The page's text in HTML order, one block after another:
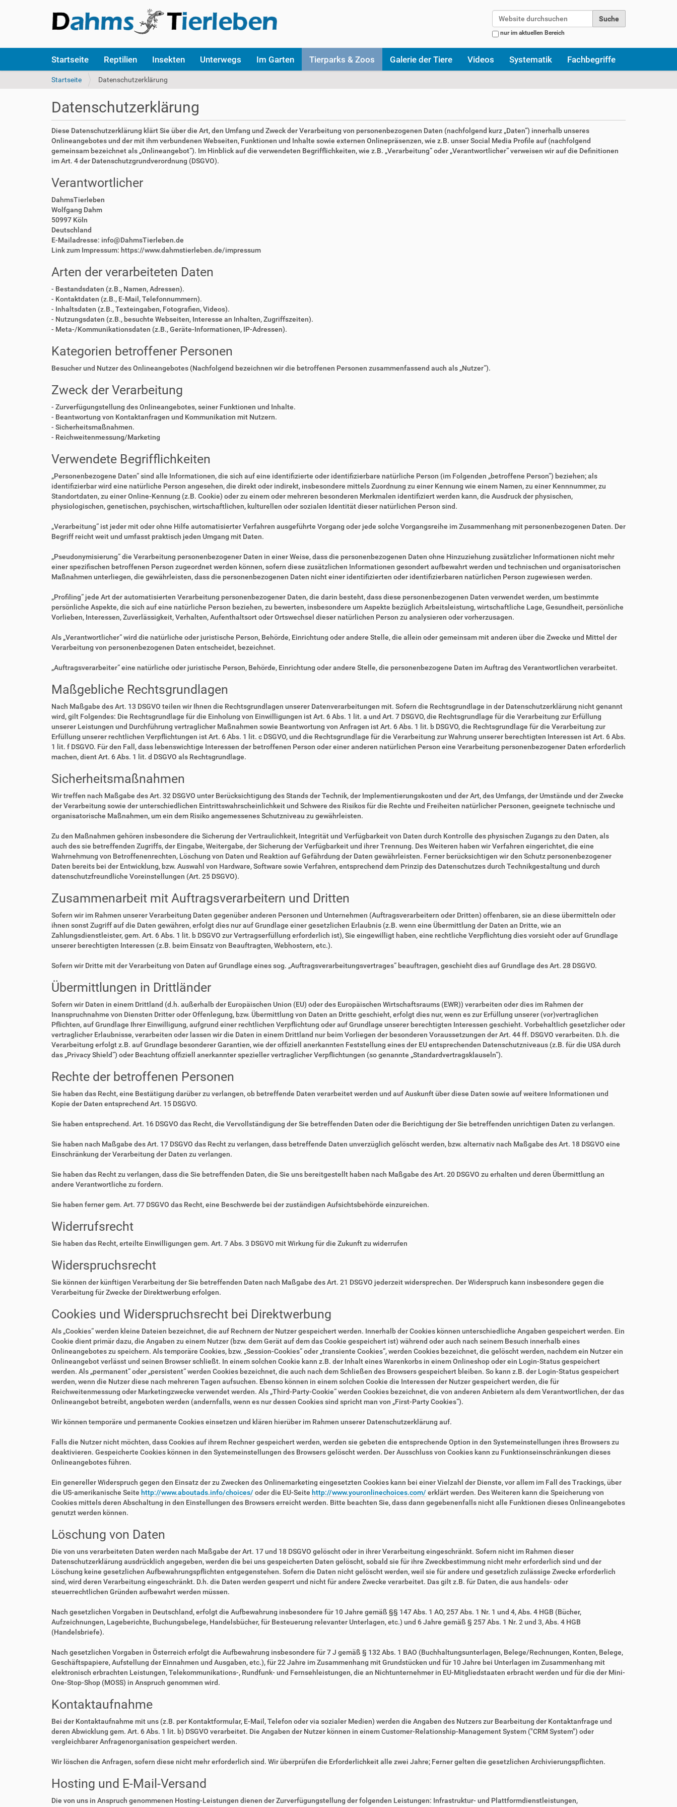
nur im aktuellen Bereich
k
Startseite Reptilien Insekten Unterwegs Im Garten Tierparks & Zoos Galerie der Tiere Videos Systematik Fachbegriffe
S
s
i
n
d
h
i
r
Startseite Datenschutzerklärung
Datenschutzerklärung
Diese Datenschutzerklärung klärt Sie über die Art, den Umfang und Zweck der Verarbeitung von personenbezogenen Daten (nachfolgend kurz „Daten“) innerhalb unseres
Onlineangebotes und der mit ihm verbundenen Webseiten, Funktionen und Inhalte sowie externen Onlinepräsenzen, wie z.B. unser Social Media Profile auf (nachfolgend
gemeinsam bezeichnet als „Onlineangebot“). Im Hinblick auf die verwendeten Begrifflichkeiten, wie z.B. „Verarbeitung“ oder „Verantwortlicher“ verweisen wir auf die Definitionen
im Art. 4 der Datenschutzgrundverordnung (DSGVO).
Verantwortlicher
DahmsTierleben
Wolfgang Dahm
50997 Köln
Deutschland
E-Mailadresse: info@DahmsTierleben.de
Link zum Impressum: https://www.dahmstierleben.de/impressum
Arten der verarbeiteten Daten
- Bestandsdaten (z.B., Namen, Adressen).
- Kontaktdaten (z.B., E-Mail, Telefonnummern).
- Inhaltsdaten (z.B., Texteingaben, Fotografien, Videos).
- Nutzungsdaten (z.B., besuchte Webseiten, Interesse an Inhalten, Zugriffszeiten).
- Meta-/Kommunikationsdaten (z.B., Geräte-Informationen, IP-Adressen).
Kategorien betroffener Personen
Besucher und Nutzer des Onlineangebotes (Nachfolgend bezeichnen wir die betroffenen Personen zusammenfassend auch als „Nutzer“).
Zweck der Verarbeitung
- Zurverfügungstellung des Onlineangebotes, seiner Funktionen und Inhalte.
- Beantwortung von Kontaktanfragen und Kommunikation mit Nutzern.
- Sicherheitsmaßnahmen.
- Reichweitenmessung/Marketing
Verwendete Begrifflichkeiten
„Personenbezogene Daten“ sind alle Informationen, die sich auf eine identifizierte oder identifizierbare natürliche Person (im Folgenden „betroffene Person“) beziehen; als
identifizierbar wird eine natürliche Person angesehen, die direkt oder indirekt, insbesondere mittels Zuordnung zu einer Kennung wie einem Namen, zu einer Kennnummer, zu
Standortdaten, zu einer Online-Kennung (z.B. Cookie) oder zu einem oder mehreren besonderen Merkmalen identifiziert werden kann, die Ausdruck der physischen,
physiologischen, genetischen, psychischen, wirtschaftlichen, kulturellen oder sozialen Identität dieser natürlichen Person sind.
„Verarbeitung“ ist jeder mit oder ohne Hilfe automatisierter Verfahren ausgeführte Vorgang oder jede solche Vorgangsreihe im Zusammenhang mit personenbezogenen Daten. Der
Begriff reicht weit und umfasst praktisch jeden Umgang mit Daten.
„Pseudonymisierung“ die Verarbeitung personenbezogener Daten in einer Weise, dass die personenbezogenen Daten ohne Hinzuziehung zusätzlicher Informationen nicht mehr
einer spezifischen betroffenen Person zugeordnet werden können, sofern diese zusätzlichen Informationen gesondert aufbewahrt werden und technischen und organisatorischen
Maßnahmen unterliegen, die gewährleisten, dass die personenbezogenen Daten nicht einer identifizierten oder identifizierbaren natürlichen Person zugewiesen werden.
„Profiling“ jede Art der automatisierten Verarbeitung personenbezogener Daten, die darin besteht, dass diese personenbezogenen Daten verwendet werden, um bestimmte
persönliche Aspekte, die sich auf eine natürliche Person beziehen, zu bewerten, insbesondere um Aspekte bezüglich Arbeitsleistung, wirtschaftliche Lage, Gesundheit, persönliche
Vorlieben, Interessen, Zuverlässigkeit, Verhalten, Aufenthaltsort oder Ortswechsel dieser natürlichen Person zu analysieren oder vorherzusagen.
Als „Verantwortlicher“ wird die natürliche oder juristische Person, Behörde, Einrichtung oder andere Stelle, die allein oder gemeinsam mit anderen über die Zwecke und Mittel der
Verarbeitung von personenbezogenen Daten entscheidet, bezeichnet.
„Auftragsverarbeiter“ eine natürliche oder juristische Person, Behörde, Einrichtung oder andere Stelle, die personenbezogene Daten im Auftrag des Verantwortlichen verarbeitet.
Maßgebliche Rechtsgrundlagen
Nach Maßgabe des Art. 13 DSGVO teilen wir Ihnen die Rechtsgrundlagen unserer Datenverarbeitungen mit. Sofern die Rechtsgrundlage in der Datenschutzerklärung nicht genannt
wird, gilt Folgendes: Die Rechtsgrundlage für die Einholung von Einwilligungen ist Art. 6 Abs. 1 lit. a und Art. 7 DSGVO, die Rechtsgrundlage für die Verarbeitung zur Erfüllung
unserer Leistungen und Durchführung vertraglicher Maßnahmen sowie Beantwortung von Anfragen ist Art. 6 Abs. 1 lit. b DSGVO, die Rechtsgrundlage für die Verarbeitung zur
Erfüllung unserer rechtlichen Verpflichtungen ist Art. 6 Abs. 1 lit. c DSGVO, und die Rechtsgrundlage für die Verarbeitung zur Wahrung unserer berechtigten Interessen ist Art. 6 Abs.
1 lit. f DSGVO. Für den Fall, dass lebenswichtige Interessen der betroffenen Person oder einer anderen natürlichen Person eine Verarbeitung personenbezogener Daten erforderlich
machen, dient Art. 6 Abs. 1 lit. d DSGVO als Rechtsgrundlage.
Sicherheitsmaßnahmen
Wir treffen nach Maßgabe des Art. 32 DSGVO unter Berücksichtigung des Stands der Technik, der Implementierungskosten und der Art, des Umfangs, der Umstände und der Zwecke
der Verarbeitung sowie der unterschiedlichen Eintrittswahrscheinlichkeit und Schwere des Risikos für die Rechte und Freiheiten natürlicher Personen, geeignete technische und
organisatorische Maßnahmen, um ein dem Risiko angemessenes Schutzniveau zu gewährleisten.
Zu den Maßnahmen gehören insbesondere die Sicherung der Vertraulichkeit, Integrität und Verfügbarkeit von Daten durch Kontrolle des physischen Zugangs zu den Daten, als
auch des sie betreffenden Zugriffs, der Eingabe, Weitergabe, der Sicherung der Verfügbarkeit und ihrer Trennung. Des Weiteren haben wir Verfahren eingerichtet, die eine
Wahrnehmung von Betroffenenrechten, Löschung von Daten und Reaktion auf Gefährdung der Daten gewährleisten. Ferner berücksichtigen wir den Schutz personenbezogener
Daten bereits bei der Entwicklung, bzw. Auswahl von Hardware, Software sowie Verfahren, entsprechend dem Prinzip des Datenschutzes durch Technikgestaltung und durch
datenschutzfreundliche Voreinstellungen (Art. 25 DSGVO).
Zusammenarbeit mit Auftragsverarbeitern und Dritten
Sofern wir im Rahmen unserer Verarbeitung Daten gegenüber anderen Personen und Unternehmen (Auftragsverarbeitern oder Dritten) offenbaren, sie an diese übermitteln oder
ihnen sonst Zugriff auf die Daten gewähren, erfolgt dies nur auf Grundlage einer gesetzlichen Erlaubnis (z.B. wenn eine Übermittlung der Daten an Dritte, wie an
Zahlungsdienstleister, gem. Art. 6 Abs. 1 lit. b DSGVO zur Vertragserfüllung erforderlich ist), Sie eingewilligt haben, eine rechtliche Verpflichtung dies vorsieht oder auf Grundlage
unserer berechtigten Interessen (z.B. beim Einsatz von Beauftragten, Webhostern, etc.).
Sofern wir Dritte mit der Verarbeitung von Daten auf Grundlage eines sog. „Auftragsverarbeitungsvertrages“ beauftragen, geschieht dies auf Grundlage des Art. 28 DSGVO.
Übermittlungen in Drittländer
Sofern wir Daten in einem Drittland (d.h. außerhalb der Europäischen Union (EU) oder des Europäischen Wirtschaftsraums (EWR)) verarbeiten oder dies im Rahmen der
Inanspruchnahme von Diensten Dritter oder Offenlegung, bzw. Übermittlung von Daten an Dritte geschieht, erfolgt dies nur, wenn es zur Erfüllung unserer (vor)vertraglichen
Pflichten, auf Grundlage Ihrer Einwilligung, aufgrund einer rechtlichen Verpflichtung oder auf Grundlage unserer berechtigten Interessen geschieht. Vorbehaltlich gesetzlicher oder
vertraglicher Erlaubnisse, verarbeiten oder lassen wir die Daten in einem Drittland nur beim Vorliegen der besonderen Voraussetzungen der Art. 44 ff. DSGVO verarbeiten. D.h. die
Verarbeitung erfolgt z.B. auf Grundlage besonderer Garantien, wie der offiziell anerkannten Feststellung eines der EU entsprechenden Datenschutzniveaus (z.B. für die USA durch
das „Privacy Shield“) oder Beachtung offiziell anerkannter spezieller vertraglicher Verpflichtungen (so genannte „Standardvertragsklauseln“).
Rechte der betroffenen Personen
Sie haben das Recht, eine Bestätigung darüber zu verlangen, ob betreffende Daten verarbeitet werden und auf Auskunft über diese Daten sowie auf weitere Informationen und
Kopie der Daten entsprechend Art. 15 DSGVO.
Sie haben entsprechend. Art. 16 DSGVO das Recht, die Vervollständigung der Sie betreffenden Daten oder die Berichtigung der Sie betreffenden unrichtigen Daten zu verlangen.
Sie haben nach Maßgabe des Art. 17 DSGVO das Recht zu verlangen, dass betreffende Daten unverzüglich gelöscht werden, bzw. alternativ nach Maßgabe des Art. 18 DSGVO eine
Einschränkung der Verarbeitung der Daten zu verlangen.
Sie haben das Recht zu verlangen, dass die Sie betreffenden Daten, die Sie uns bereitgestellt haben nach Maßgabe des Art. 20 DSGVO zu erhalten und deren Übermittlung an
andere Verantwortliche zu fordern.
Sie haben ferner gem. Art. 77 DSGVO das Recht, eine Beschwerde bei der zuständigen Aufsichtsbehörde einzureichen.
Widerrufsrecht
Sie haben das Recht, erteilte Einwilligungen gem. Art. 7 Abs. 3 DSGVO mit Wirkung für die Zukunft zu widerrufen
Widerspruchsrecht
Sie können der künftigen Verarbeitung der Sie betreffenden Daten nach Maßgabe des Art. 21 DSGVO jederzeit widersprechen. Der Widerspruch kann insbesondere gegen die
Verarbeitung für Zwecke der Direktwerbung erfolgen.
Cookies und Widerspruchsrecht bei Direktwerbung
Als „Cookies“ werden kleine Dateien bezeichnet, die auf Rechnern der Nutzer gespeichert werden. Innerhalb der Cookies können unterschiedliche Angaben gespeichert werden. Ein
Cookie dient primär dazu, die Angaben zu einem Nutzer (bzw. dem Gerät auf dem das Cookie gespeichert ist) während oder auch nach seinem Besuch innerhalb eines
Onlineangebotes zu speichern. Als temporäre Cookies, bzw. „Session-Cookies“ oder „transiente Cookies“, werden Cookies bezeichnet, die gelöscht werden, nachdem ein Nutzer ein
Onlineangebot verlässt und seinen Browser schließt. In einem solchen Cookie kann z.B. der Inhalt eines Warenkorbs in einem Onlineshop oder ein Login-Status gespeichert
werden. Als „permanent“ oder „persistent“ werden Cookies bezeichnet, die auch nach dem Schließen des Browsers gespeichert bleiben. So kann z.B. der Login-Status gespeichert
werden, wenn die Nutzer diese nach mehreren Tagen aufsuchen. Ebenso können in einem solchen Cookie die Interessen der Nutzer gespeichert werden, die für
Reichweitenmessung oder Marketingzwecke verwendet werden. Als „Third-Party-Cookie“ werden Cookies bezeichnet, die von anderen Anbietern als dem Verantwortlichen, der das
Onlineangebot betreibt, angeboten werden (andernfalls, wenn es nur dessen Cookies sind spricht man von „First-Party Cookies“).
Wir können temporäre und permanente Cookies einsetzen und klären hierüber im Rahmen unserer Datenschutzerklärung auf.
Falls die Nutzer nicht möchten, dass Cookies auf ihrem Rechner gespeichert werden, werden sie gebeten die entsprechende Option in den Systemeinstellungen ihres Browsers zu
deaktivieren. Gespeicherte Cookies können in den Systemeinstellungen des Browsers gelöscht werden. Der Ausschluss von Cookies kann zu Funktionseinschränkungen dieses
Onlineangebotes führen.
Ein genereller Widerspruch gegen den Einsatz der zu Zwecken des Onlinemarketing eingesetzten Cookies kann bei einer Vielzahl der Dienste, vor allem im Fall des Trackings, über
die US-amerikanische Seite http://www.aboutads.info/choices/ oder die EU-Seite http://www.youronlinechoices.com/ erklärt werden. Des Weiteren kann die Speicherung von
Cookies mittels deren Abschaltung in den Einstellungen des Browsers erreicht werden. Bitte beachten Sie, dass dann gegebenenfalls nicht alle Funktionen dieses Onlineangebotes
genutzt werden können.
Löschung von Daten
Die von uns verarbeiteten Daten werden nach Maßgabe der Art. 17 und 18 DSGVO gelöscht oder in ihrer Verarbeitung eingeschränkt. Sofern nicht im Rahmen dieser
Datenschutzerklärung ausdrücklich angegeben, werden die bei uns gespeicherten Daten gelöscht, sobald sie für ihre Zweckbestimmung nicht mehr erforderlich sind und der
Löschung keine gesetzlichen Aufbewahrungspflichten entgegenstehen. Sofern die Daten nicht gelöscht werden, weil sie für andere und gesetzlich zulässige Zwecke erforderlich
sind, wird deren Verarbeitung eingeschränkt. D.h. die Daten werden gesperrt und nicht für andere Zwecke verarbeitet. Das gilt z.B. für Daten, die aus handels- oder
steuerrechtlichen Gründen aufbewahrt werden müssen.
Nach gesetzlichen Vorgaben in Deutschland, erfolgt die Aufbewahrung insbesondere für 10 Jahre gemäß §§ 147 Abs. 1 AO, 257 Abs. 1 Nr. 1 und 4, Abs. 4 HGB (Bücher,
Aufzeichnungen, Lageberichte, Buchungsbelege, Handelsbücher, für Besteuerung relevanter Unterlagen, etc.) und 6 Jahre gemäß § 257 Abs. 1 Nr. 2 und 3, Abs. 4 HGB
(Handelsbriefe).
Nach gesetzlichen Vorgaben in Österreich erfolgt die Aufbewahrung insbesondere für 7 J gemäß § 132 Abs. 1 BAO (Buchhaltungsunterlagen, Belege/Rechnungen, Konten, Belege,
Geschäftspapiere, Aufstellung der Einnahmen und Ausgaben, etc.), für 22 Jahre im Zusammenhang mit Grundstücken und für 10 Jahre bei Unterlagen im Zusammenhang mit
elektronisch erbrachten Leistungen, Telekommunikations-, Rundfunk- und Fernsehleistungen, die an Nichtunternehmer in EU-Mitgliedstaaten erbracht werden und für die der Mini-
One-Stop-Shop (MOSS) in Anspruch genommen wird.
Kontaktaufnahme
Bei der Kontaktaufnahme mit uns (z.B. per Kontaktformular, E-Mail, Telefon oder via sozialer Medien) werden die Angaben des Nutzers zur Bearbeitung der Kontaktanfrage und
deren Abwicklung gem. Art. 6 Abs. 1 lit. b) DSGVO verarbeitet. Die Angaben der Nutzer können in einem Customer-Relationship-Management System ("CRM System") oder
vergleichbarer Anfragenorganisation gespeichert werden.
Wir löschen die Anfragen, sofern diese nicht mehr erforderlich sind. Wir überprüfen die Erforderlichkeit alle zwei Jahre; Ferner gelten die gesetzlichen Archivierungspflichten.
Hosting und E-Mail-Versand
Die von uns in Anspruch genommenen Hosting-Leistungen dienen der Zurverfügungstellung der folgenden Leistungen: Infrastruktur- und Plattformdienstleistungen,